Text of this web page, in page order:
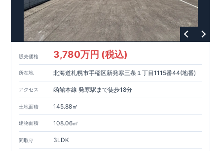
販売価格 3,780万円 (税込)
所在地 北海道札幌市手稲区新発寒三条１丁目1115番44(地番)
アクセス 函館本線 発寒駅まで徒歩18分
土地面積 145.88㎡
建物面積 108.06㎡
間取り 3LDK